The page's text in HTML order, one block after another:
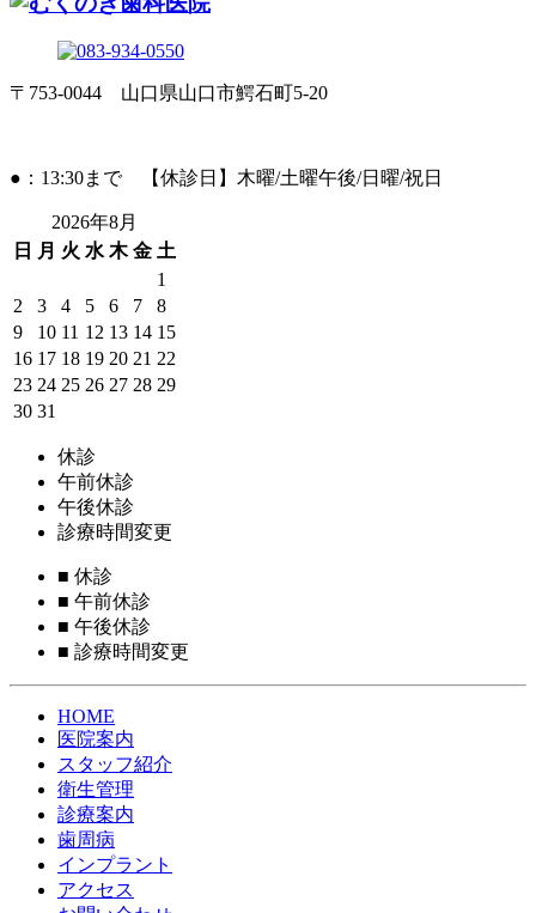
〒753-0044 山口県山口市鰐石町5-20
●：13:30まで 【休診日】木曜/土曜午後/日曜/祝日
2026年8月
日
月 火 水 木 金 土
1
2
3 4 5 6 7
8
9
10 11 12 13 14 15
16 17 18 19 20 21 22
23 24 25 26 27 28 29
30 31
休診
午前休診
午後休診
診療時間変更
■ 休診
■ 午前休診
■ 午後休診
■ 診療時間変更
HOME
医院案内
スタッフ紹介
衛生管理
診療案内
歯周病
インプラント
アクセス